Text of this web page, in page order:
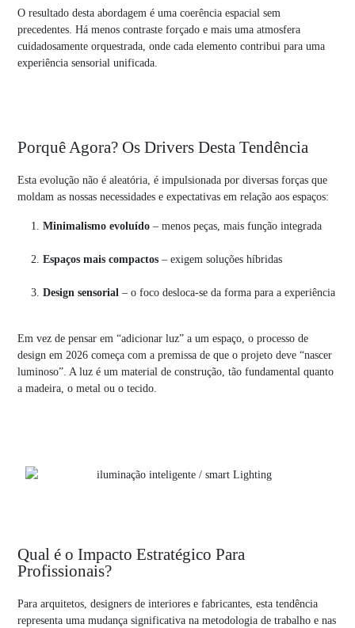
O resultado desta abordagem é uma coerência espacial sem
precedentes. Há menos contraste forçado e mais uma atmosfera
cuidadosamente orquestrada, onde cada elemento contribui para uma
experiência sensorial unificada.
Porquê Agora? Os Drivers Desta Tendência
Esta evolução não é aleatória, é impulsionada por diversas forças que
moldam as nossas necessidades e expectativas em relação aos espaços:
Minimalismo evoluído – menos peças, mais função integrada
Espaços mais compactos – exigem soluções híbridas
Design sensorial – o foco desloca-se da forma para a experiência
Em vez de pensar em “adicionar luz” a um espaço, o processo de
design em 2026 começa com a premissa de que o projeto deve “nascer
luminoso”. A luz é um material de construção, tão fundamental quanto
a madeira, o metal ou o tecido.
Qual é o Impacto Estratégico Para
Profissionais?
Para arquitetos, designers de interiores e fabricantes, esta tendência
representa uma mudança significativa na metodologia de trabalho e nas